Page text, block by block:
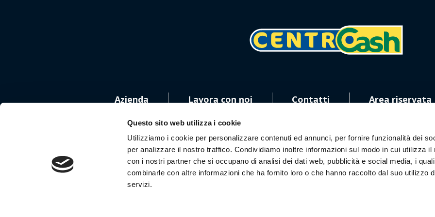
Questo sito web utilizza i cookie
Utilizziamo i cookie per personalizzare contenuti ed annunci, per fornire funzionalità dei
per analizzare il nostro traffico. Condividiamo inoltre informazioni sul modo in cui utilizza il
con i nostri partner che si occupano di analisi dei dati web, pubblicità e social media, i
combinarle con altre informazioni che ha fornito loro o che hanno raccolto dal suo utilizzo
servizi.
Azienda Lavora con noi Contatti Area riservata
Seguici sui social!